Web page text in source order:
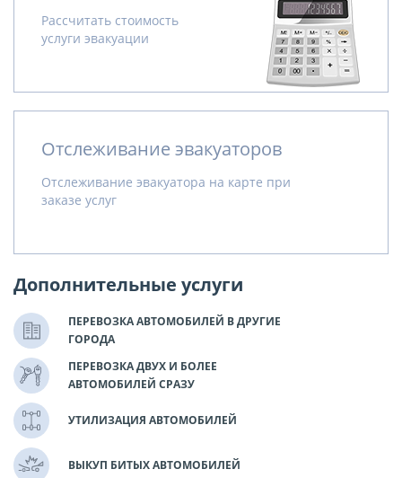
Рассчитать стоимость
услуги эвакуации
Отслеживание эвакуаторов
Отслеживание эвакуатора на карте при
заказе услуг
Дополнительные услуги
ПЕРЕВОЗКА АВТОМОБИЛЕЙ В ДРУГИЕ
ГОРОДА
ПЕРЕВОЗКА ДВУХ И БОЛЕЕ
АВТОМОБИЛЕЙ СРАЗУ
УТИЛИЗАЦИЯ АВТОМОБИЛЕЙ
ВЫКУП БИТЫХ АВТОМОБИЛЕЙ